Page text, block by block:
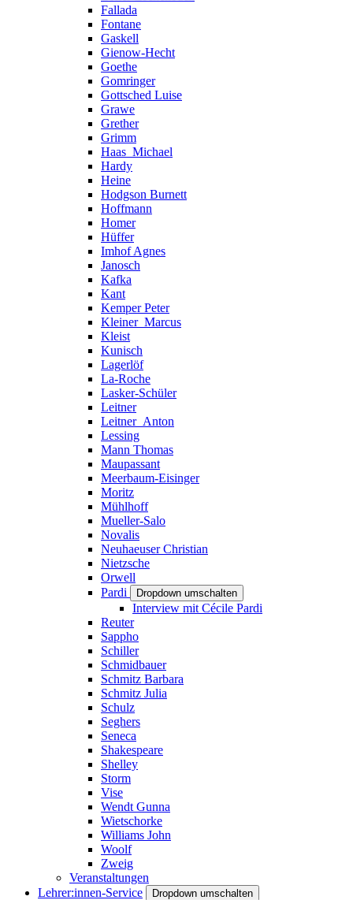
Fallada
Fontane
Gaskell
Gienow-Hecht
Goethe
Gomringer
Gottsched Luise
Grawe
Grether
Grimm
Haas_Michael
Hardy
Heine
Hodgson Burnett
Hoffmann
Homer
Hüffer
Imhof Agnes
Janosch
Kafka
Kant
Kemper Peter
Kleiner_Marcus
Kleist
Kunisch
Lagerlöf
La-Roche
Lasker-Schüler
Leitner
Leitner_Anton
Lessing
Mann Thomas
Maupassant
Meerbaum-Eisinger
Moritz
Mühlhoff
Mueller-Salo
Novalis
Neuhaeuser Christian
Nietzsche
Orwell
Pardi
Dropdown umschalten
Interview mit Cécile Pardi
Reuter
Sappho
Schiller
Schmidbauer
Schmitz Barbara
Schmitz Julia
Schulz
Seghers
Seneca
Shakespeare
Shelley
Storm
Vise
Wendt Gunna
Wietschorke
Williams John
Woolf
Zweig
Veranstaltungen
Lehrer:innen-Service
Dropdown umschalten